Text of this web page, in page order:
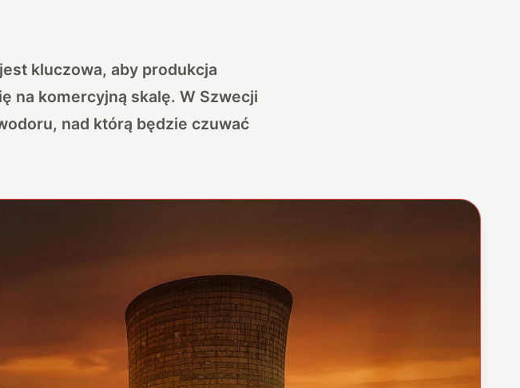
kluczowa, aby produkcja
na komercyjną skalę. W Szwecji
nad którą będzie czuwać